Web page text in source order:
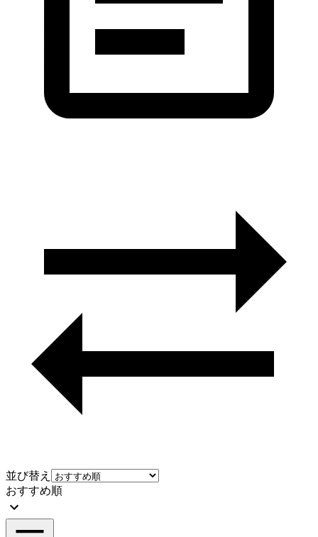
並び替え
おすすめ順